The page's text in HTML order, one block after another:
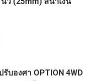
บองศา OPTION 4WD